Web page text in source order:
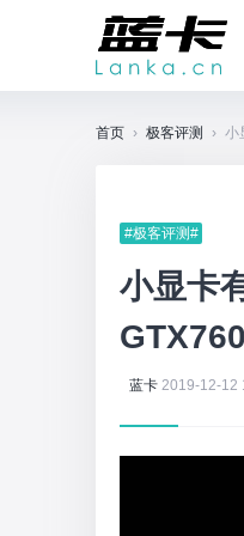
首页 › 极客评测 › 小
#极客评测#
小显卡
蓝卡 2019-12-12